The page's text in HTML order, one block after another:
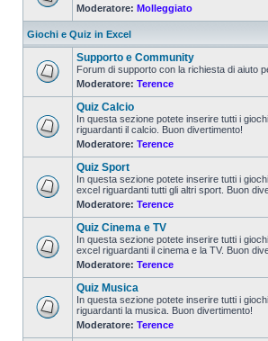
Moderatore: Molleggiato
Giochi e Quiz in Excel
Supporto e Community
Forum di supporto con la richiesta di aiuto
Moderatore: Terence
Quiz Calcio
In questa sezione potete inserire tutti i
riguardanti il calcio. Buon divertimento!
Moderatore: Terence
Quiz Sport
In questa sezione potete inserire tutti i
excel riguardanti tutti gli altri sport. Buon
Moderatore: Terence
Quiz Cinema e TV
In questa sezione potete inserire tutti i
excel riguardanti il cinema e la TV. Buon
Moderatore: Terence
Quiz Musica
In questa sezione potete inserire tutti i
riguardanti la musica. Buon divertimento!
Moderatore: Terence